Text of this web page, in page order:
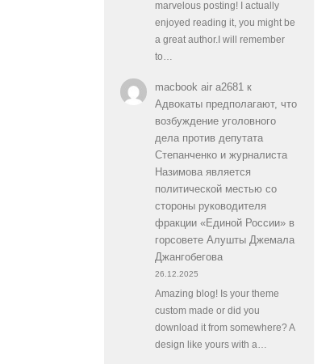
marvelous posting! I actually
enjoyed reading it, you might be
a great author.I will remember
to…
macbook air a2681к
Адвокаты предполагают, что
возбуждение уголовного
дела против депутата
Степанченко и журналиста
Назимова является
политической местью со
стороны руководителя
фракции «Единой России» в
горсовете Алушты Джемала
Джангобегова
26.12.2025
Amazing blog! Is your theme
custom made or did you
download it from somewhere? A
design like yours with a…